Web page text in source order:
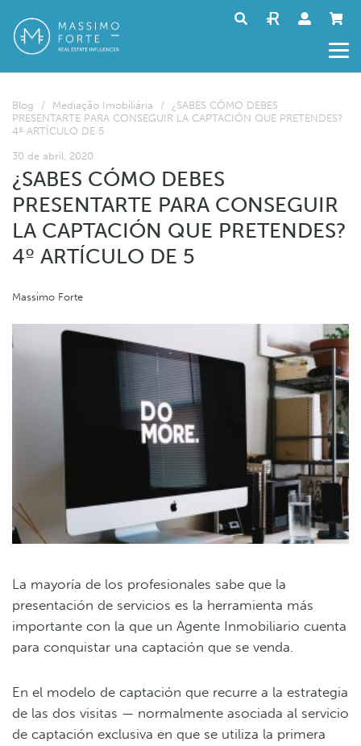
Blog / Mediação Imobiliária /
¿SABES CÓMO DEBES
PRESENTARTE PARA CONSEGUIR LA CAPTACIÓN QUE PRETENDES?
4º ARTÍCULO DE 5
30 de abril, 2020
¿SABES CÓMO DEBES
PRESENTARTE PARA CONSEGUIR
LA CAPTACIÓN QUE PRETENDES?
4º ARTÍCULO DE 5
Massimo Forte
La mayoría de los profesionales sabe que la
presentación de servicios es la herramienta más
importante con la que un Agente Inmobiliario cuenta
para conquistar una captación que se venda.
En el modelo de captación que recurre a la estrategia
de las dos visitas — normalmente asociada al servicio
de captación exclusiva en que se utiliza la primera